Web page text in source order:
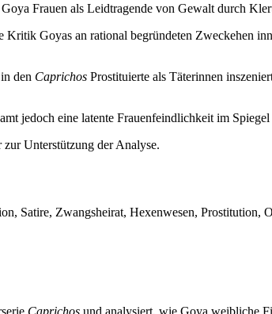
Frauen als Leidtragende von Gewalt durch
Kritik Goyas an rational begründeten Zweckehen
den Caprichos Prostituierte als Täterinnen
jedoch eine latente Frauenfeindlichkeit im
Unterstützung der Analyse.
Satire, Zwangsheirat, Hexenwesen,